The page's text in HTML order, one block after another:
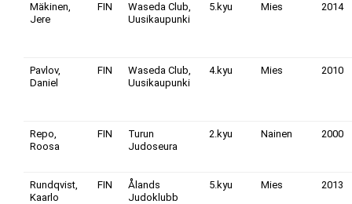
Mäkinen,
Jere
FIN
Waseda Club,
Uusikaupunki
5.kyu Mies 2014
Pavlov,
Daniel
FIN
Waseda Club,
Uusikaupunki
4.kyu Mies 2010
Repo,
Roosa
FIN
Turun
Judoseura
2.kyu Nainen 2000
Rundqvist,
Kaarlo
FIN
Ålands
Judoklubb
5.kyu Mies 2013